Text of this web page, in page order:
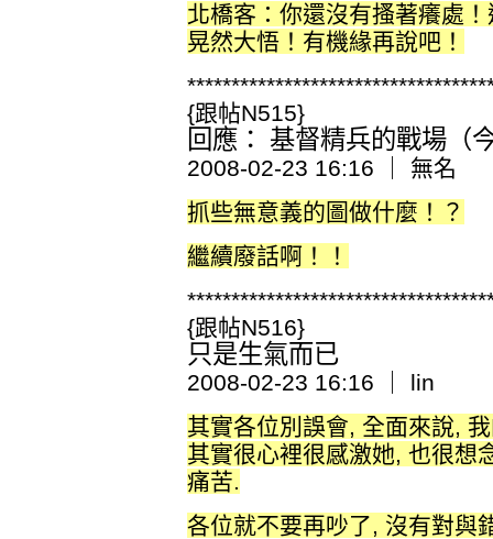
北橋客：你還沒有搔著癢處
晃然大悟！有機緣再說吧！
{跟帖N515}
回應： 基督精兵的戰場（
2008-02-23 16:16 ｜ 無名
抓些無意義的圖做什麼！？
繼續廢話啊！！
{跟帖N516}
只是生氣而已
2008-02-23 16:16 ｜ lin
其實各位別誤會, 全面來說,
其實很心裡很感激她, 也很想
痛苦.
各位就不要再吵了, 沒有對與